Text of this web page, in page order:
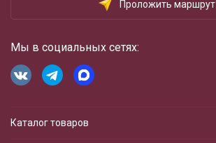
Проложить маршрут
Мы в социальных сетях:
Каталог товаров